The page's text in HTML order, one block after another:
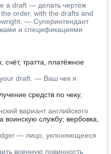
a draft — делать чертёж
order, with the drafts and
— Суперинтендант
и спецификациями
счёт, тратта, платёжное
draft. — Ваш чек я
средств по чеку,
вариант английского
воинскую службу; вербовка,
— лицо, уклоняющееся
военную повинность